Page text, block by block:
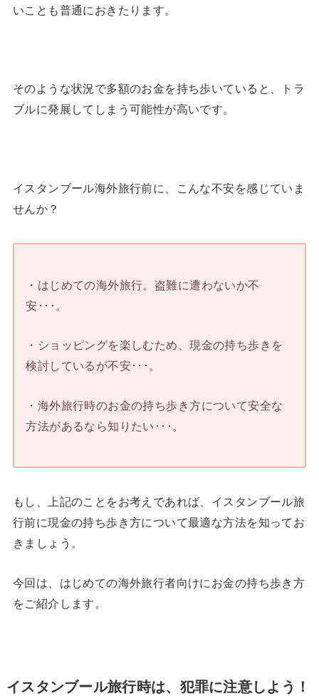
いことも普通におきたります。
そのような状況で多額のお金を持ち歩いていると、トラ
ブルに発展してしまう可能性が高いです。
イスタンブール海外旅行前に、こんな不安を感じていま
せんか？
・はじめての海外旅行。盗難に遭わないか不
安･･･。
・ショッピングを楽しむため、現金の持ち歩きを
検討しているが不安･･･。
・海外旅行時のお金の持ち歩き方について安全な
方法があるなら知りたい･･･。
もし、上記のことをお考えであれば、イスタンブール旅
行前に現金の持ち歩き方について最適な方法を知ってお
きましょう。
今回は、はじめての海外旅行者向けにお金の持ち歩き方
をご紹介します。
イスタンブール旅行時は、犯罪に注意しよう！